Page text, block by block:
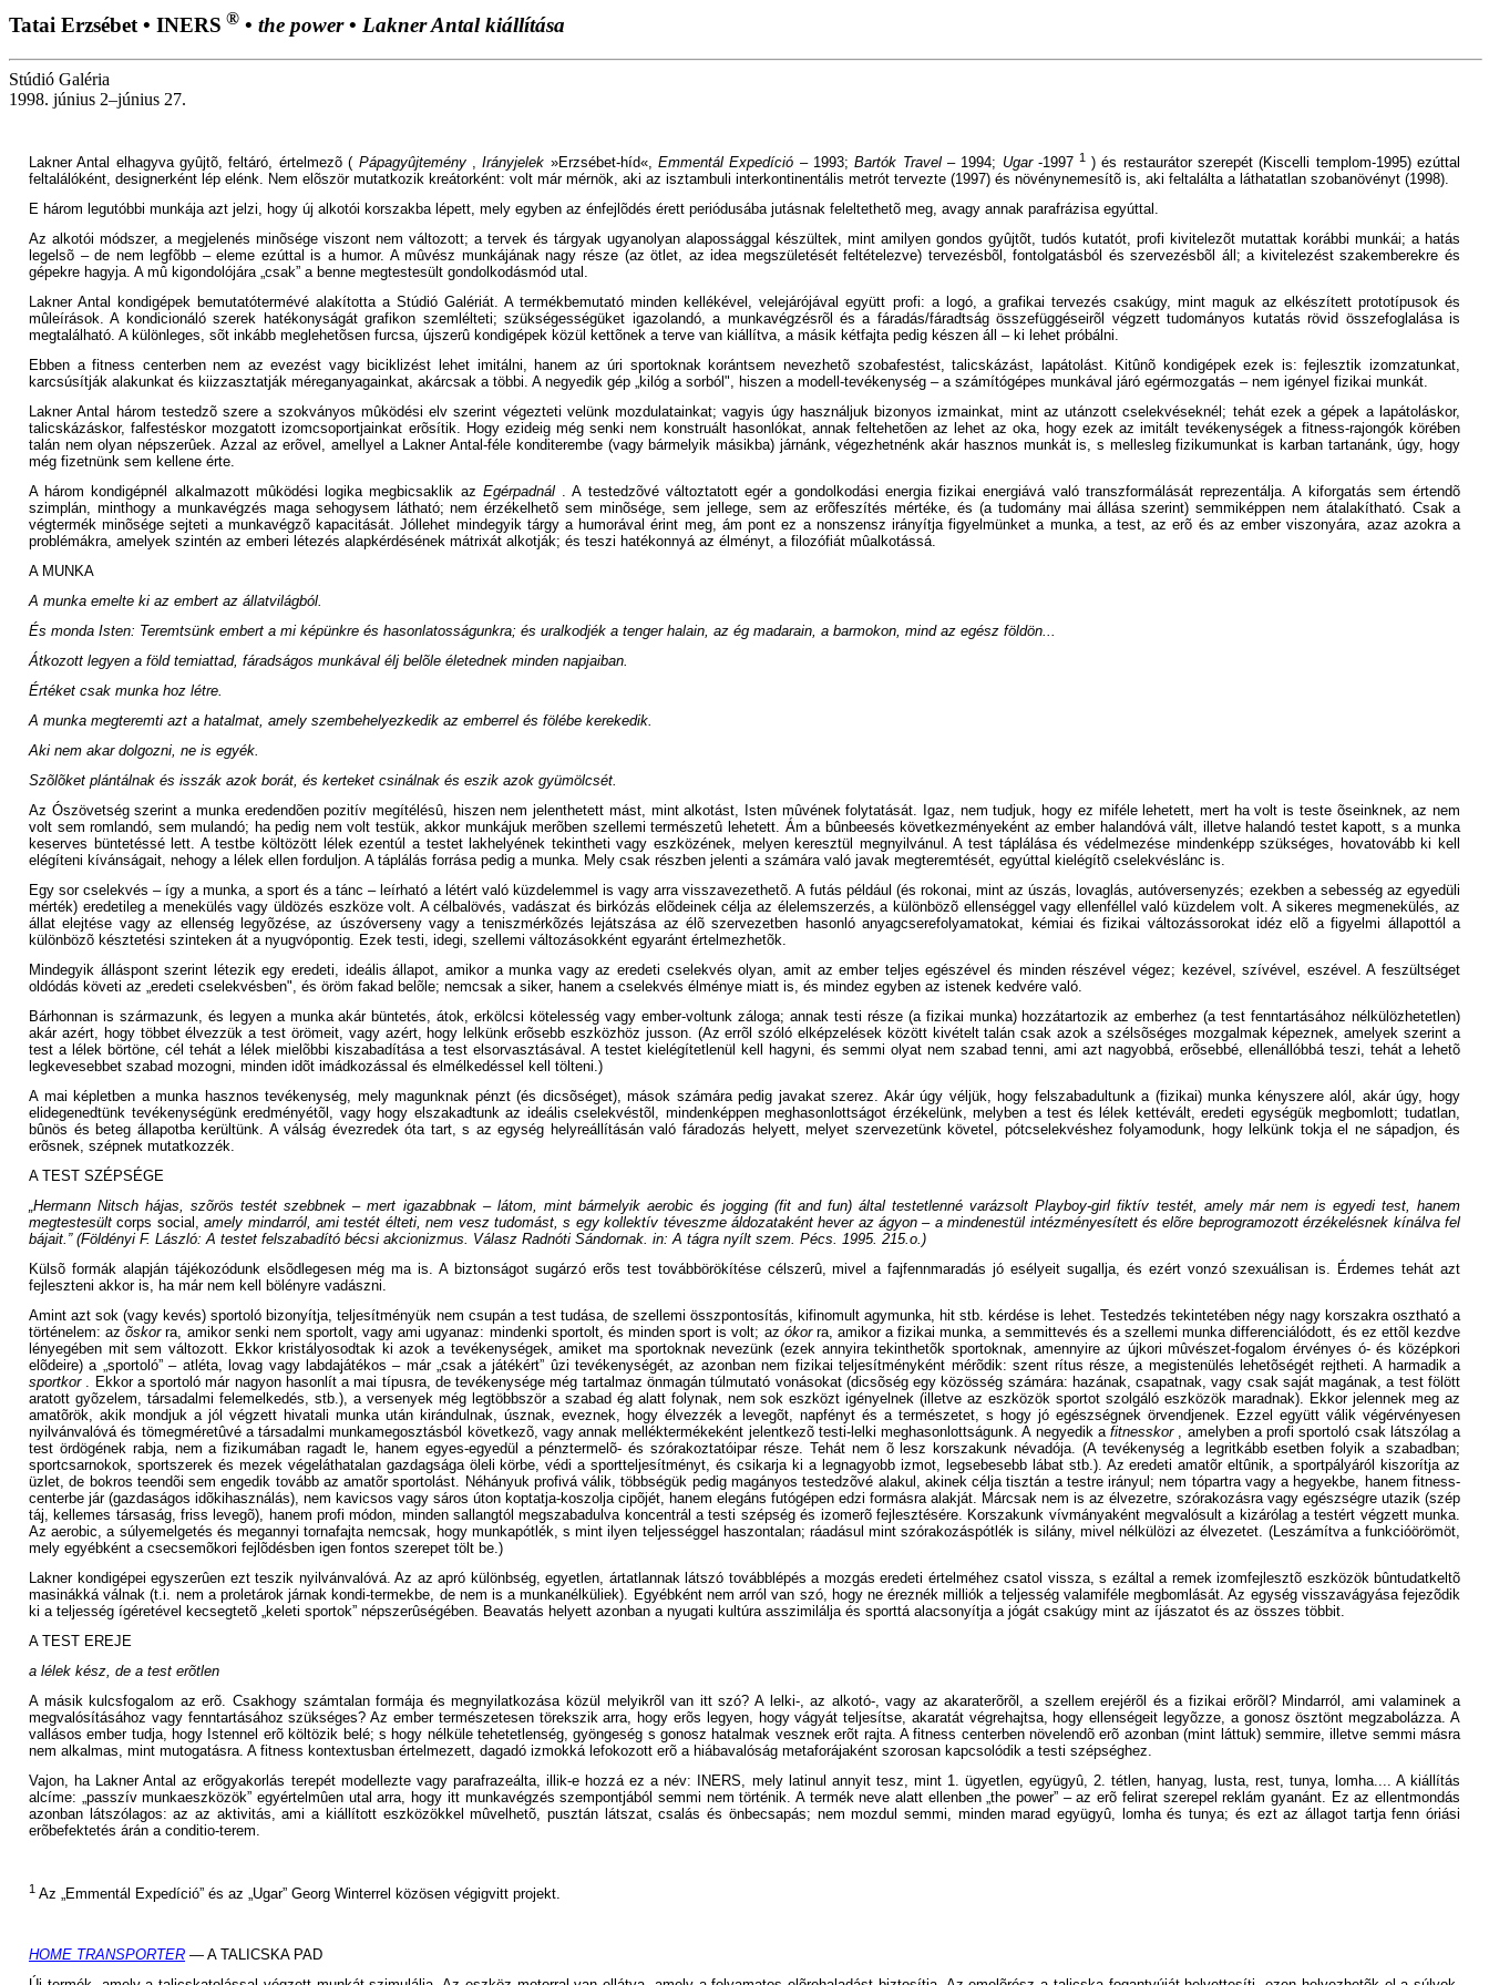
Tatai Erzsébet• INERS ® • the power• Lakner Antal kiállítása
Stúdió Galéria
1998. június 2–június 27.
Lakner Antal elhagyva gyûjtõ, feltáró, értelmezõ ( Pápagyûjtemény,Irányjelek »Erzsébet-híd«, Emmentál Expedíció – 1993;Bartók Travel– 1994; Ugar-1997 1) és restaurátor szerepét (Kiscelli templom-1995) ezúttal
feltalálóként, designerként lép elénk. Nem elõször mutatkozik kreátorként: volt már mérnök, aki az isztambuli interkontinentális metrót tervezte (1997) és növénynemesítõ is, aki feltalálta a láthatatlan szobanövényt (1998).
E három legutóbbi munkája azt jelzi, hogy új alkotói korszakba lépett, mely egyben az énfejlõdés érett periódusába jutásnak feleltethetõ meg, avagy annak parafrázisa egyúttal.
Az alkotói módszer, a megjelenés minõsége viszont nem változott; a tervek és tárgyak ugyanolyan alapossággal készültek, mint amilyen gondos gyûjtõt, tudós kutatót, profi kivitelezõt mutattak korábbi munkái; a hatás
legelsõ – de nem legfõbb – eleme ezúttal is a humor. A mûvész munkájának nagy része (az ötlet, az idea megszületését feltételezve) tervezésbõl, fontolgatásból és szervezésbõl áll; a kivitelezést szakemberekre és
gépekre hagyja. A mû kigondolójára „csak” a benne megtestesült gondolkodásmód utal.
Lakner Antal kondigépek bemutatótermévé alakította a Stúdió Galériát. A termékbemutató minden kellékével, velejárójával együtt profi: a logó, a grafikai tervezés csakúgy, mint maguk az elkészített prototípusok és
mûleírások. A kondicionáló szerek hatékonyságát grafikon szemlélteti; szükségességüket igazolandó, a munkavégzésrõl és a fáradás/fáradtság összefüggéseirõl végzett tudományos kutatás rövid összefoglalása is
megtalálható. A különleges, sõt inkább meglehetõsen furcsa, újszerû kondigépek közül kettõnek a terve van kiállítva, a másik kétfajta pedig készen áll – ki lehet próbálni.
Ebben a fitness centerben nem az evezést vagy biciklizést lehet imitálni, hanem az úri sportoknak korántsem nevezhetõ szobafestést, talicskázást, lapátolást. Kitûnõ kondigépek ezek is: fejlesztik izomzatunkat,
karcsúsítják alakunkat és kiizzasztatják méreganyagainkat, akárcsak a többi. A negyedik gép „kilóg a sorból", hiszen a modell-tevékenység – a számítógépes munkával járó egérmozgatás – nem igényel fizikai munkát.
Lakner Antal három testedzõ szere a szokványos mûködési elv szerint végezteti velünk mozdulatainkat; vagyis úgy használjuk bizonyos izmainkat, mint az utánzott cselekvéseknél; tehát ezek a gépek a lapátoláskor,
talicskázáskor, falfestéskor mozgatott izomcsoportjainkat erõsítik. Hogy ezideig még senki nem konstruált hasonlókat, annak feltehetõen az lehet az oka, hogy ezek az imitált tevékenységek a fitness-rajongók körében
talán nem olyan népszerûek. Azzal az erõvel, amellyel a Lakner Antal-féle konditerembe (vagy bármelyik másikba) járnánk, végezhetnénk akár hasznos munkát is, s mellesleg fizikumunkat is karban tartanánk, úgy, hogy
még fizetnünk sem kellene érte.
A három kondigépnél alkalmazott mûködési logika megbicsaklik az Egérpadnál. A testedzõvé változtatott egér a gondolkodási energia fizikai energiává való transzformálását reprezentálja. A kiforgatás sem értendõ
szimplán, minthogy a munkavégzés maga sehogysem látható; nem érzékelhetõ sem minõsége, sem jellege, sem az erõfeszítés mértéke, és (a tudomány mai állása szerint) semmiképpen nem átalakítható. Csak a
végtermék minõsége sejteti a munkavégzõ kapacitását. Jóllehet mindegyik tárgy a humorával érint meg, ám pont ez a nonszensz irányítja figyelmünket a munka, a test, az erõ és az ember viszonyára, azaz azokra a
problémákra, amelyek szintén az emberi létezés alapkérdésének mátrixát alkotják; és teszi hatékonnyá az élményt, a filozófiát mûalkotássá.
A MUNKA
A munka emelte ki az embert az állatvilágból.
És monda Isten: Teremtsünk embert a mi képünkre és hasonlatosságunkra; és uralkodjék a tenger halain, az ég madarain, a barmokon, mind az egész földön...
Átkozott legyen a föld temiattad, fáradságos munkával élj belõle életednek minden napjaiban.
Értéket csak munka hoz létre.
A munka megteremti azt a hatalmat, amely szembehelyezkedik az emberrel és fölébe kerekedik.
Aki nem akar dolgozni, ne is egyék.
Szõlõket plántálnak és isszák azok borát, és kerteket csinálnak és eszik azok gyümölcsét.
Az Ószövetség szerint a munka eredendõen pozitív megítélésû, hiszen nem jelenthetett mást, mint alkotást, Isten mûvének folytatását. Igaz, nem tudjuk, hogy ez miféle lehetett, mert ha volt is teste õseinknek, az nem
volt sem romlandó, sem mulandó; ha pedig nem volt testük, akkor munkájuk merõben szellemi természetû lehetett. Ám a bûnbeesés következményeként az ember halandóvá vált, illetve halandó testet kapott, s a munka
keserves büntetéssé lett. A testbe költözött lélek ezentúl a testet lakhelyének tekintheti vagy eszközének, melyen keresztül megnyilvánul. A test táplálása és védelmezése mindenképp szükséges, hovatovább ki kell
elégíteni kívánságait, nehogy a lélek ellen forduljon. A táplálás forrása pedig a munka. Mely csak részben jelenti a számára való javak megteremtését, egyúttal kielégítõ cselekvéslánc is.
Egy sor cselekvés – így a munka, a sport és a tánc – leírható a létért való küzdelemmel is vagy arra visszavezethetõ. A futás például (és rokonai, mint az úszás, lovaglás, autóversenyzés; ezekben a sebesség az egyedüli
mérték) eredetileg a menekülés vagy üldözés eszköze volt. A célbalövés, vadászat és birkózás elõdeinek célja az élelemszerzés, a különbözõ ellenséggel vagy ellenféllel való küzdelem volt. A sikeres megmenekülés, az
állat elejtése vagy az ellenség legyõzése, az úszóverseny vagy a teniszmérkõzés lejátszása az élõ szervezetben hasonló anyagcserefolyamatokat, kémiai és fizikai változássorokat idéz elõ a figyelmi állapottól a
különbözõ késztetési szinteken át a nyugvópontig. Ezek testi, idegi, szellemi változásokként egyaránt értelmezhetõk.
Mindegyik álláspont szerint létezik egy eredeti, ideális állapot, amikor a munka vagy az eredeti cselekvés olyan, amit az ember teljes egészével és minden részével végez; kezével, szívével, eszével. A feszültséget
oldódás követi az „eredeti cselekvésben", és öröm fakad belõle; nemcsak a siker, hanem a cselekvés élménye miatt is, és mindez egyben az istenek kedvére való.
Bárhonnan is származunk, és legyen a munka akár büntetés, átok, erkölcsi kötelesség vagy ember-voltunk záloga; annak testi része (a fizikai munka) hozzátartozik az emberhez (a test fenntartásához nélkülözhetetlen)
akár azért, hogy többet élvezzük a test örömeit, vagy azért, hogy lelkünk erõsebb eszközhöz jusson. (Az errõl szóló elképzelések között kivételt talán csak azok a szélsõséges mozgalmak képeznek, amelyek szerint a
test a lélek börtöne, cél tehát a lélek mielõbbi kiszabadítása a test elsorvasztásával. A testet kielégítetlenül kell hagyni, és semmi olyat nem szabad tenni, ami azt nagyobbá, erõsebbé, ellenállóbbá teszi, tehát a lehetõ
legkevesebbet szabad mozogni, minden idõt imádkozással és elmélkedéssel kell tölteni.)
A mai képletben a munka hasznos tevékenység, mely magunknak pénzt (és dicsõséget), mások számára pedig javakat szerez. Akár úgy véljük, hogy felszabadultunk a (fizikai) munka kényszere alól, akár úgy, hogy
elidegenedtünk tevékenységünk eredményétõl, vagy hogy elszakadtunk az ideális cselekvéstõl, mindenképpen meghasonlottságot érzékelünk, melyben a test és lélek kettévált, eredeti egységük megbomlott; tudatlan,
bûnös és beteg állapotba kerültünk. A válság évezredek óta tart, s az egység helyreállításán való fáradozás helyett, melyet szervezetünk követel, pótcselekvéshez folyamodunk, hogy lelkünk tokja el ne sápadjon, és
erõsnek, szépnek mutatkozzék.
A TEST SZÉPSÉGE
„Hermann Nitsch hájas, szõrös testét szebbnek – mert igazabbnak – látom, mint bármelyik aerobic és jogging (fit and fun) által testetlenné varázsolt Playboy-girl fiktív testét, amely már nem is egyedi test, hanem
megtestesültcorps social, amely mindarról, ami testét élteti, nem vesz tudomást, s egy kollektív téveszme áldozataként hever az ágyon – a mindenestül intézményesített és elõre beprogramozott érzékelésnek kínálva fel
bájait.” (Földényi F. László: A testet felszabadító bécsi akcionizmus. Válasz Radnóti Sándornak. in: A tágra nyílt szem. Pécs. 1995. 215.o.)
Külsõ formák alapján tájékozódunk elsõdlegesen még ma is. A biztonságot sugárzó erõs test továbbörökítése célszerû, mivel a fajfennmaradás jó esélyeit sugallja, és ezért vonzó szexuálisan is. Érdemes tehát azt
fejleszteni akkor is, ha már nem kell bölényre vadászni.
Amint azt sok (vagy kevés) sportoló bizonyítja, teljesítményük nem csupán a test tudása, de szellemi összpontosítás, kifinomult agymunka, hit stb. kérdése is lehet. Testedzés tekintetében négy nagy korszakra osztható a
történelem: azõskorra, amikor senki nem sportolt, vagy ami ugyanaz: mindenki sportolt, és minden sport is volt; az ókorra, amikor a fizikai munka, a semmittevés és a szellemi munka differenciálódott, és ez ettõl kezdve
lényegében mit sem változott. Ekkor kristályosodtak ki azok a tevékenységek, amiket ma sportoknak nevezünk (ezek annyira tekinthetõk sportoknak, amennyire az újkori mûvészet-fogalom érvényes ó- és középkori
elõdeire) a „sportoló” – atléta, lovag vagy labdajátékos – már „csak a játékért” ûzi tevékenységét, az azonban nem fizikai teljesítményként mérõdik: szent rítus része, a megistenülés lehetõségét rejtheti. A harmadik a
sportkor. Ekkor a sportoló már nagyon hasonlít a mai típusra, de tevékenysége még tartalmaz önmagán túlmutató vonásokat (dicsõség egy közösség számára: hazának, csapatnak, vagy csak saját magának, a test fölött
aratott gyõzelem, társadalmi felemelkedés, stb.), a versenyek még legtöbbször a szabad ég alatt folynak, nem sok eszközt igényelnek (illetve az eszközök sportot szolgáló eszközök maradnak). Ekkor jelennek meg az
amatõrök, akik mondjuk a jól végzett hivatali munka után kirándulnak, úsznak, eveznek, hogy élvezzék a levegõt, napfényt és a természetet, s hogy jó egészségnek örvendjenek. Ezzel együtt válik végérvényesen
nyilvánvalóvá és tömegméretûvé a társadalmi munkamegosztásból következõ, vagy annak melléktermékeként jelentkezõ testi-lelki meghasonlottságunk. A negyedik a fitnesskor, amelyben a profi sportoló csak látszólag a
test ördögének rabja, nem a fizikumában ragadt le, hanem egyes-egyedül a pénztermelõ- és szórakoztatóipar része. Tehát nem õ lesz korszakunk névadója. (A tevékenység a legritkább esetben folyik a szabadban;
sportcsarnokok, sportszerek és mezek végeláthatalan gazdagsága öleli körbe, védi a sportteljesítményt, és csikarja ki a legnagyobb izmot, legsebesebb lábat stb.). Az eredeti amatõr eltûnik, a sportpályáról kiszorítja az
üzlet, de bokros teendõi sem engedik tovább az amatõr sportolást. Néhányuk profivá válik, többségük pedig magányos testedzõvé alakul, akinek célja tisztán a testre irányul; nem tópartra vagy a hegyekbe, hanem fitness-
centerbe jár (gazdaságos idõkihasználás), nem kavicsos vagy sáros úton koptatja-koszolja cipõjét, hanem elegáns futógépen edzi formásra alakját. Márcsak nem is az élvezetre, szórakozásra vagy egészségre utazik (szép
táj, kellemes társaság, friss levegõ), hanem profi módon, minden sallangtól megszabadulva koncentrál a testi szépség és izomerõ fejlesztésére. Korszakunk vívmányaként megvalósult a kizárólag a testért végzett munka.
Az aerobic, a súlyemelgetés és megannyi tornafajta nemcsak, hogy munkapótlék, s mint ilyen teljességgel haszontalan; ráadásul mint szórakozáspótlék is silány, mivel nélkülözi az élvezetet. (Leszámítva a funkcióörömöt,
mely egyébként a csecsemõkori fejlõdésben igen fontos szerepet tölt be.)
Lakner kondigépei egyszerûen ezt teszik nyilvánvalóvá. Az az apró különbség, egyetlen, ártatlannak látszó továbblépés a mozgás eredeti értelméhez csatol vissza, s ezáltal a remek izomfejlesztõ eszközök bûntudatkeltõ
masinákká válnak (t.i. nem a proletárok járnak kondi-termekbe, de nem is a munkanélküliek). Egyébként nem arról van szó, hogy ne éreznék milliók a teljesség valamiféle megbomlását. Az egység visszavágyása fejezõdik
ki a teljesség ígéretével kecsegtetõ „keleti sportok” népszerûségében. Beavatás helyett azonban a nyugati kultúra asszimilálja és sporttá alacsonyítja a jógát csakúgy mint az íjászatot és az összes többit.
A TEST EREJE
a lélek kész, de a test erõtlen
A másik kulcsfogalom az erõ. Csakhogy számtalan formája és megnyilatkozása közül melyikrõl van itt szó? A lelki-, az alkotó-, vagy az akaraterõrõl, a szellem erejérõl és a fizikai erõrõl? Mindarról, ami valaminek a
megvalósításához vagy fenntartásához szükséges? Az ember természetesen törekszik arra, hogy erõs legyen, hogy vágyát teljesítse, akaratát végrehajtsa, hogy ellenségeit legyõzze, a gonosz ösztönt megzabolázza. A
vallásos ember tudja, hogy Istennel erõ költözik belé; s hogy nélküle tehetetlenség, gyöngeség s gonosz hatalmak vesznek erõt rajta. A fitness centerben növelendõ erõ azonban (mint láttuk) semmire, illetve semmi másra
nem alkalmas, mint mutogatásra. A fitness kontextusban értelmezett, dagadó izmokká lefokozott erõ a hiábavalóság metaforájaként szorosan kapcsolódik a testi szépséghez.
Vajon, ha Lakner Antal az erõgyakorlás terepét modellezte vagy parafrazeálta, illik-e hozzá ez a név: INERS, mely latinul annyit tesz, mint 1. ügyetlen, együgyû, 2. tétlen, hanyag, lusta, rest, tunya, lomha.... A kiállítás
alcíme: „passzív munkaeszközök” egyértelmûen utal arra, hogy itt munkavégzés szempontjából semmi nem történik. A termék neve alatt ellenben „the power” – az erõ felirat szerepel reklám gyanánt. Ez az ellentmondás
azonban látszólagos: az az aktivitás, ami a kiállított eszközökkel mûvelhetõ, pusztán látszat, csalás és önbecsapás; nem mozdul semmi, minden marad együgyû, lomha és tunya; és ezt az állagot tartja fenn óriási
erõbefektetés árán a conditio-terem.
1 Az „Emmentál Expedíció” és az „Ugar” Georg Winterrel közösen végigvitt projekt.
HOME TRANSPORTER — A TALICSKA PAD